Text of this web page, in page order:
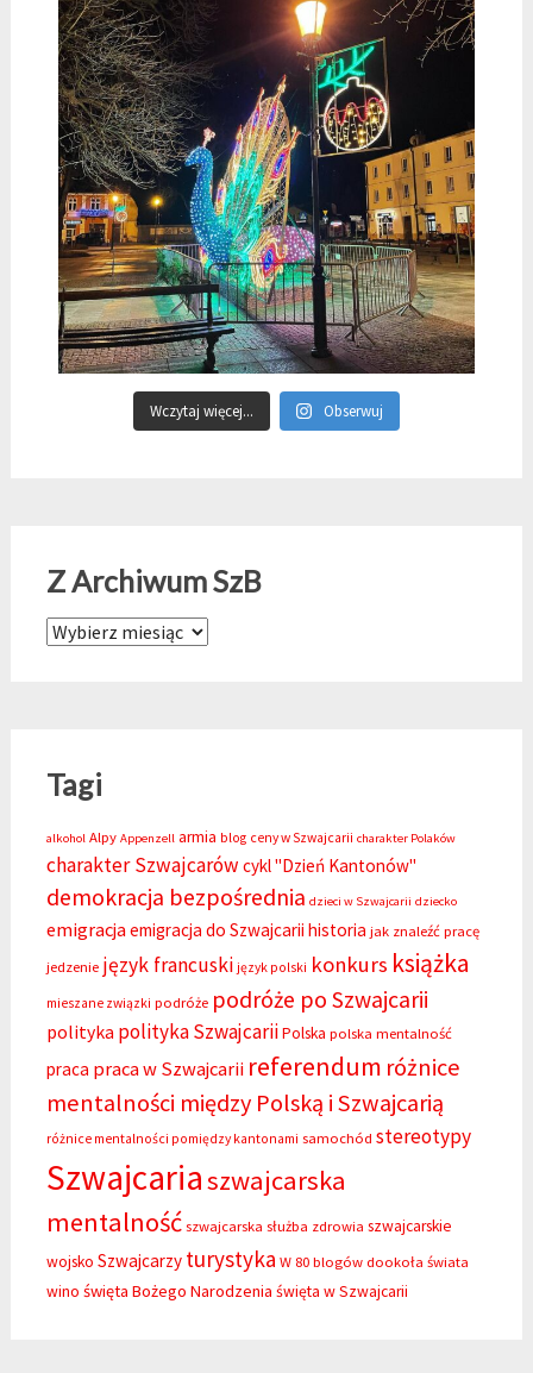
Wczytaj więcej... Obserwuj
Z Archiwum SzB
Z Archiwum SzB
Tagi
alkohol Alpy Appenzell armia blog ceny w Szwajcarii charakter Polaków
charakter Szwajcarów cykl "Dzień Kantonów"
demokracja bezpośrednia dzieci w Szwajcarii dziecko
emigracjaemigracja do Szwajcarii historia jak znaleźć pracę
jedzenie język francuski język polski konkurs książka
mieszane związki podróże podróże po Szwajcarii
polityka polityka SzwajcariiPolska polska mentalność
praca praca w Szwajcarii referendum różnice
mentalności między Polską i Szwajcarią
różnice mentalności pomiędzy kantonami samochód stereotypy
Szwajcariaszwajcarska
mentalność szwajcarska służba zdrowia szwajcarskie
wojsko Szwajcarzy turystyka W 80 blogów dookoła świata
wino święta Bożego Narodzenia święta w Szwajcarii